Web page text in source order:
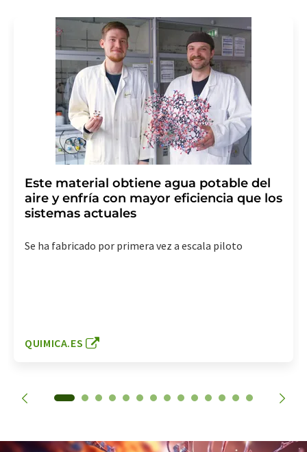
Este material obtiene agua potable del
aire y enfría con mayor eficiencia que los
sistemas actuales
Se ha fabricado por primera vez a escala piloto
QUIMICA.ES